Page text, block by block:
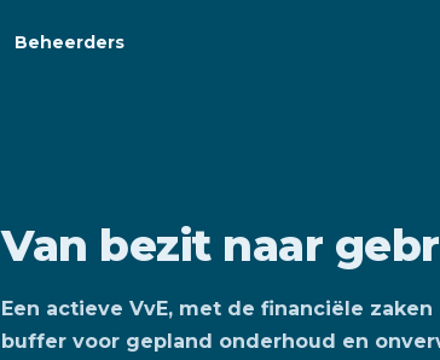
Beheerders
Van bezit naar
Een actieve VvE, met de financiële
buffer voor gepland onderhoud en